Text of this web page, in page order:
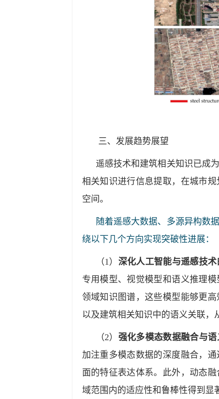
三、发展趋势展望
遥感技术和建筑相关知识已成
相关知识进行信息提取，在城市
空间。
随着遥感大数据、多源异构数
绕以下几个方向实现突破性进展：
（1） 深化人工智能与遥感技
专用模型、视觉模型和语义推理
领域知识图谱，这些模型能够更
以及建筑相关知识中的语义关联
（2） 强化多模态数据融合与
加注重多模态数据的深度融合，
面的特征表达体系。此外，动态
域范围内的适应性和鲁棒性得到显